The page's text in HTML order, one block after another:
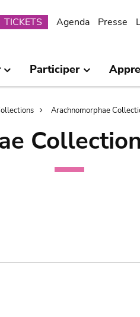
TICKETS Agenda Presse
Participer
Arachnomorphae